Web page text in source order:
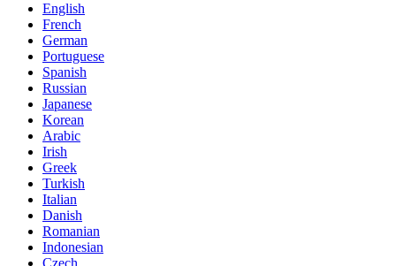
English
French
German
Portuguese
Spanish
Russian
Japanese
Korean
Arabic
Irish
Greek
Turkish
Italian
Danish
Romanian
Indonesian